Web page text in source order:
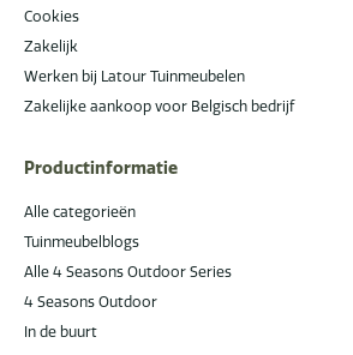
Cookies
Zakelijk
Werken bij Latour Tuinmeubelen
Zakelijke aankoop voor Belgisch bedrijf
Productinformatie
Alle categorieën
Tuinmeubelblogs
Alle 4 Seasons Outdoor Series
4 Seasons Outdoor
In de buurt